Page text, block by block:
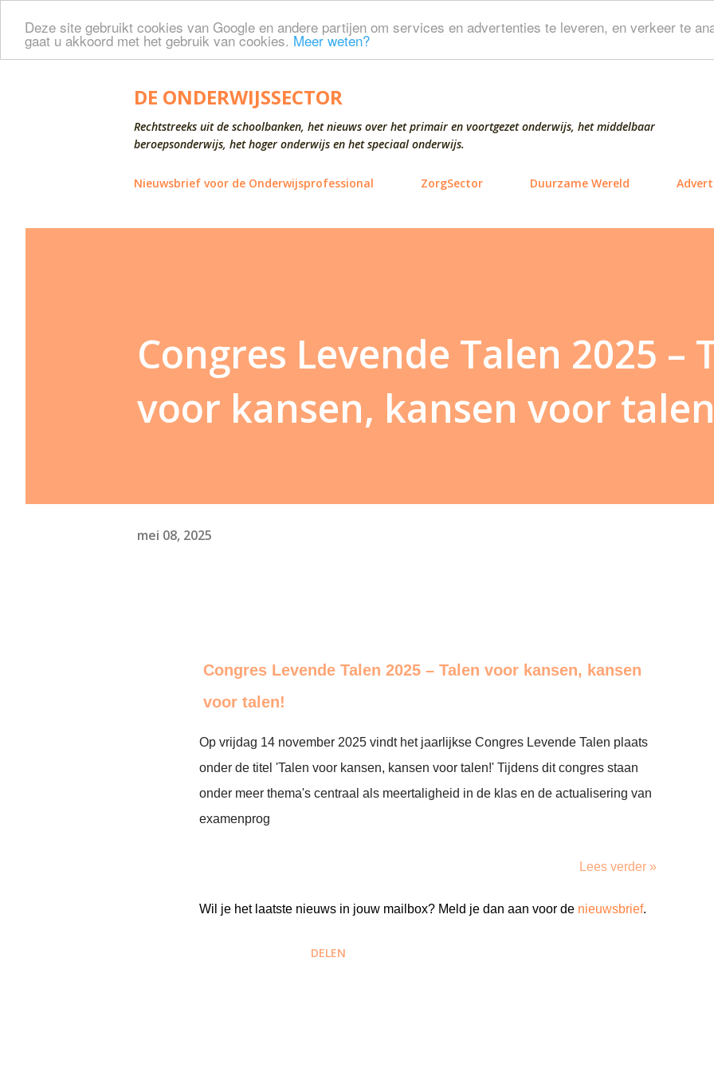
Deze site gebruikt cookies van Google en andere partijen om services en advertenties te leveren, en verkeer te
gaat u akkoord met het gebruik van cookies. Meer weten?
Doorgaan naar hoofdcontent
DE ONDERWIJSSECTOR
Rechtstreeks uit de schoolbanken, het nieuws over het primair en voortgezet onderwijs, het middelbaar
beroepsonderwijs, het hoger onderwijs en het speciaal onderwijs.
Nieuwsbrief voor de Onderwijsprofessional ZorgSector Duurzame Wereld
Congres Levende Talen 2025 –
voor kansen, kansen voor
mei 08, 2025
Congres Levende Talen 2025 – Talen voor kansen, kansen
voor talen!
Op vrijdag 14 november 2025 vindt het jaarlijkse Congres Levende Talen plaats
onder de titel 'Talen voor kansen, kansen voor talen!' Tijdens dit congres staan
onder meer thema's centraal als meertaligheid in de klas en de actualisering van
examenprog
Lees verder »
Wil je het laatste nieuws in jouw mailbox? Meld je dan aan voor de nieuwsbrief.
DELEN